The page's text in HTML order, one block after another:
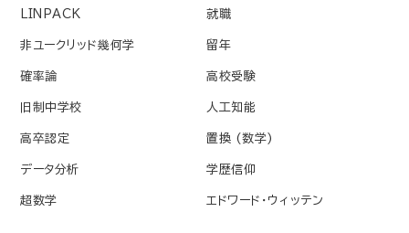
LINPACK 就職
非ユークリッド幾何学 留年
確率論 高校受験
旧制中学校 人工知能
高卒認定 置換 (数学)
データ分析 学歴信仰
超数学 エドワード・ウィッテン